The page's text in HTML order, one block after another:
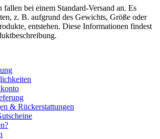
bei einem Standard-Versand an. Es
z. B. aufgrund des Gewichts, Größe oder
entstehen. Diese Informationen findest
& Rückerstattungen